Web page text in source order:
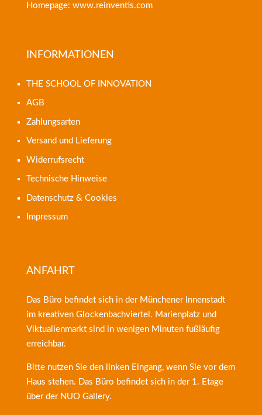
Homepage: www.reinventis.com
INFORMATIONEN
THE SCHOOL OF INNOVATION
AGB
Zahlungsarten
Versand und Lieferung
Widerrufsrecht
Technische Hinweise
Datenschutz & Cookies
Impressum
ANFAHRT
Das Büro befindet sich in der Münchener Innenstadt
im kreativen Glockenbachviertel. Marienplatz und
Viktualienmarkt sind in wenigen Minuten fußläufig
erreichbar.
Bitte nutzen Sie den linken Eingang, wenn Sie vor dem
Haus stehen. Das Büro befindet sich in der 1. Etage
über der NUO Gallery.